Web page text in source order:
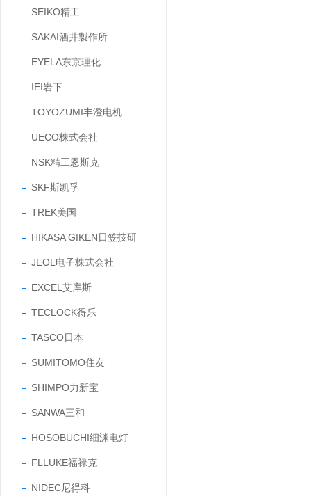
SEIKO精工
SAKAI酒井製作所
EYELA东京理化
IEI岩下
TOYOZUMI丰澄电机
UECO株式会社
NSK精工恩斯克
SKF斯凯孚
TREK美国
HIKASA GIKEN日笠技研
JEOL电子株式会社
EXCEL艾库斯
TECLOCK得乐
TASCO日本
SUMITOMO住友
SHIMPO力新宝
SANWA三和
HOSOBUCHI细渊电灯
FLLUKE福禄克
NIDEC尼得科